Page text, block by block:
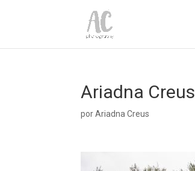
Ariadna Creus
porAriadna Creus